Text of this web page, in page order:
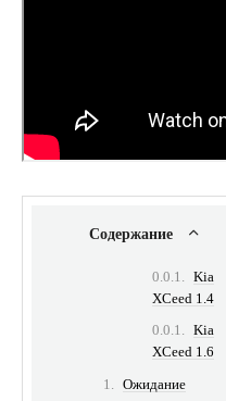
Содержание
Kia
XCeed 1.4
Kia
XCeed 1.6
Ожидание